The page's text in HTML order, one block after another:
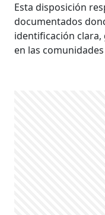
Esta disposición
documentados
identificación
en las